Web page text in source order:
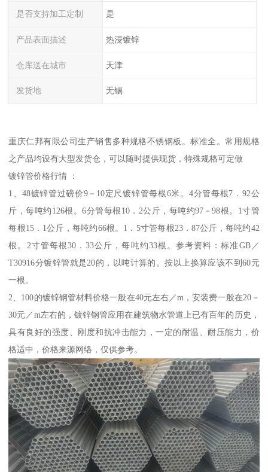
是否支持加工定制 是
产品表面描述 热浸镀锌
仓库送在城市 天津
发货地 无锡
重庆仁邦有限公司生产销售多种规格不锈钢板。标准全。常用规格
之产品均设有大型发货仓，可以随时提供现货，特殊规格可定做
镀锌管价格行情 ：
1、48镀锌管过磅价9－10定尺镀锌管每根6米。4分管每根7．92公
斤，每吨约126根。6分管每根10．2公斤，每吨约97－98根。1寸管
每根15．1公斤，每吨约66根。1．5寸管每根23．87公斤，每吨约42
根。2寸管每根30．33公斤，每吨约33根。参考资料：标准GB／
T30916分镀锌管就是20的，以吨计算的。按以上换算应该不到60元
一根。
2、100的镀锌钢管材料价格一般在40元左右／m，安装费一般在20－
30元／m左右的，镀锌钢管应用在建筑物水管道上已有百年的历史，
具有良好的强度、刚度和抗冲击能力，一定的耐温、耐压能力，价
格适中，价格来源网络，仅供参考。